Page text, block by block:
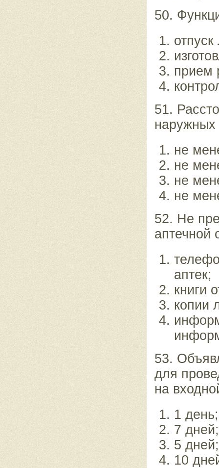
50.
прием
51.
наружных
не
не
не
не
52. Не
аптечной
аптек;
книги
копии
53.
для
на
1 день;
7 дней;
5 дней;
10